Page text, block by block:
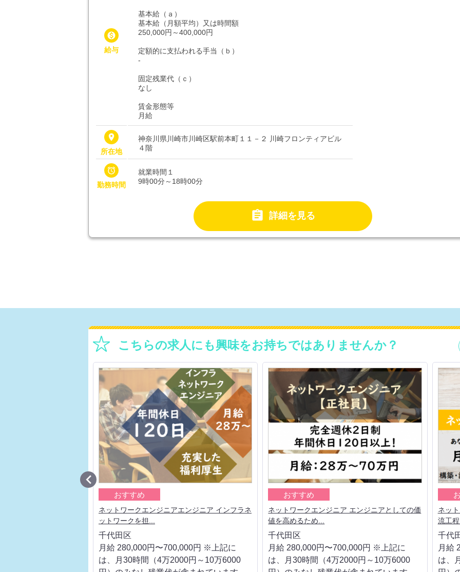

給与
基本給（ａ）
基本給（月額平均）又は時間額
250,000円～400,000円
定額的に支払われる手当（ｂ）
-
固定残業代（ｃ）
なし
賃金形態等
月給
place
所在地
神奈川県川崎市川崎区駅前本町１１－２ 川崎フロンティアビル
４階

勤務時間
就業時間１
9時00分～18時00分
 詳細を見る
こちらの求人にも興味をお持ちではありませんか？
おすすめ
ネットワークエンジニアエンジニア インフラネ
ットワークを担...
千代田区
月給 280,000円〜700,000円 ※上記に
は、月30時間（4万2000円～10万6000
おすすめ
ネットワークエンジニア エンジニアとしての価
値を高めるため...
千代田区
月給 280,000円〜700,000円 ※上記に
は、月30時間（4万2000円～10万6000
ネッ
流工
千代
月給
は、
